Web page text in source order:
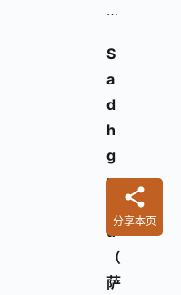
…
S
a
d
h
g
u
u
（
萨
分享本页